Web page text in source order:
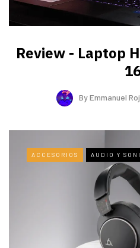
Review - Laptop
ByEmmanuel
ACCESORIOS AUDIO Y